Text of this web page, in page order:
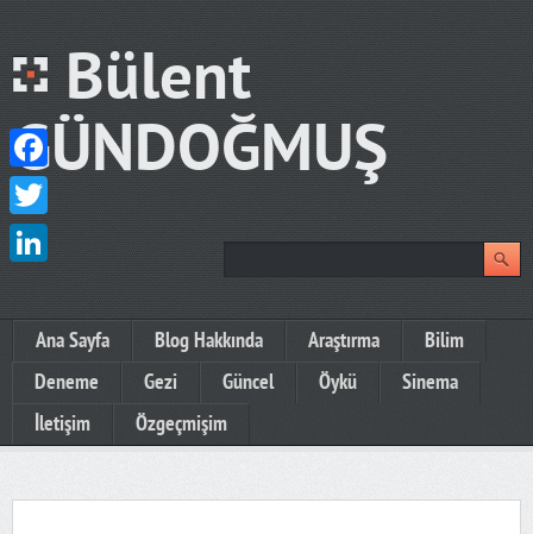
Bülent
GÜNDOĞMUŞ
Ana Sayfa Blog Hakkında Araştırma
Bilim
Deneme
Gezi Güncel Öykü
Sinema
İletişim
Özgeçmişim
Facebook
Twitter